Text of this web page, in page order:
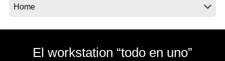
El workstation “todo en uno”